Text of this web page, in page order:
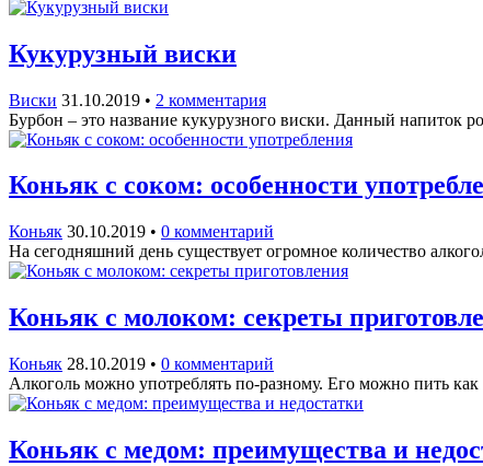
Кукурузный виски
Виски 31.10.2019 • 2 комментария
Бурбон – это название кукурузного виски. Данный напиток
Коньяк с соком: особенности
Коньяк 30.10.2019 • 0 комментарий
На сегодняшний день существует огромное количество
Коньяк с молоком: секреты
Коньяк 28.10.2019 • 0 комментарий
Алкоголь можно употреблять по-разному. Его можно пить
Коньяк с медом: преимущества и